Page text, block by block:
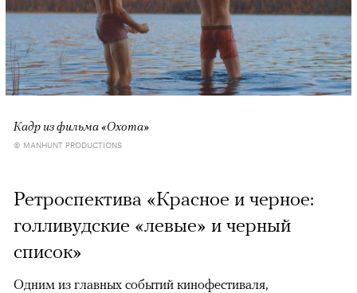
Кадр из фильма «Охота»
© MANHUNT PRODUCTIONS
Ретроспектива «Красное и черное:
голливудские «левые» и черный
список»
Одним из главных событий кинофестиваля,